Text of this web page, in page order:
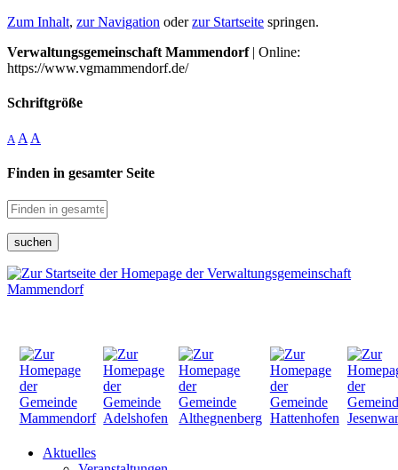
Zum Inhalt, zur Navigation oderzur Startseite springen.
Verwaltungsgemeinschaft Mammendorf| Online:
https://www.vgmammendorf.de/
Schriftgröße
A A A
Finden in gesamter Seite
suchen
Aktuelles